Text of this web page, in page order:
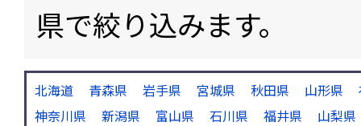
県で絞り込みます。
北海道 青森県 岩手県 宮城県 秋田県 山形県
神奈川県
新潟県 富山県 石川県 福井県
山梨県